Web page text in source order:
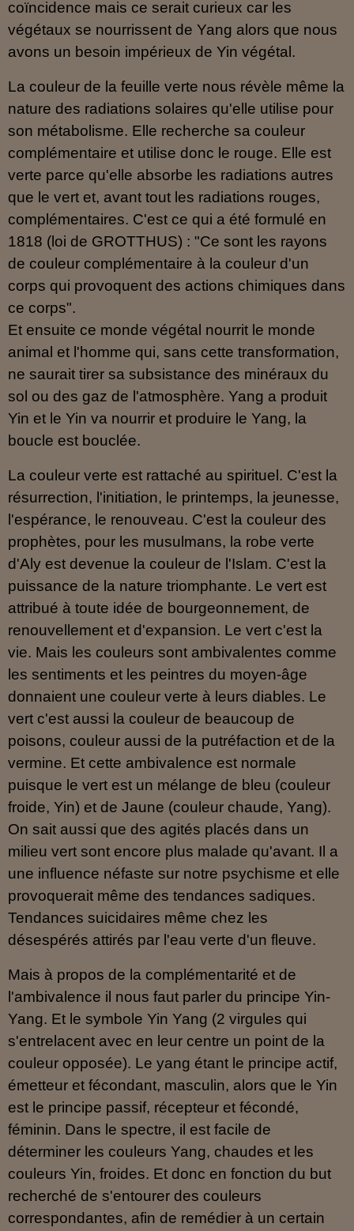
coïncidence mais ce serait curieux car les
végétaux se nourrissent de Yang alors que nous
avons un besoin impérieux de Yin végétal.
La couleur de la feuille verte nous révèle même la
nature des radiations solaires qu'elle utilise pour
son métabolisme. Elle recherche sa couleur
complémentaire et utilise donc le rouge. Elle est
verte parce qu'elle absorbe les radiations autres
que le vert et, avant tout les radiations rouges,
complémentaires. C'est ce qui a été formulé en
1818 (loi de GROTTHUS) : "Ce sont les rayons
de couleur complémentaire à la couleur d'un
corps qui provoquent des actions chimiques dans
ce corps".
Et ensuite ce monde végétal nourrit le monde
animal et l'homme qui, sans cette transformation,
ne saurait tirer sa subsistance des minéraux du
sol ou des gaz de l'atmosphère. Yang a produit
Yin et le Yin va nourrir et produire le Yang, la
boucle est bouclée.
La couleur verte est rattaché au spirituel. C'est la
résurrection, l'initiation, le printemps, la jeunesse,
l'espérance, le renouveau. C'est la couleur des
prophètes, pour les musulmans, la robe verte
d'Aly est devenue la couleur de l'Islam. C'est la
puissance de la nature triomphante. Le vert est
attribué à toute idée de bourgeonnement, de
renouvellement et d'expansion. Le vert c'est la
vie. Mais les couleurs sont ambivalentes comme
les sentiments et les peintres du moyen-âge
donnaient une couleur verte à leurs diables. Le
vert c'est aussi la couleur de beaucoup de
poisons, couleur aussi de la putréfaction et de la
vermine. Et cette ambivalence est normale
puisque le vert est un mélange de bleu (couleur
froide, Yin) et de Jaune (couleur chaude, Yang).
On sait aussi que des agités placés dans un
milieu vert sont encore plus malade qu'avant. Il a
une influence néfaste sur notre psychisme et elle
provoquerait même des tendances sadiques.
Tendances suicidaires même chez les
désespérés attirés par l'eau verte d'un fleuve.
Mais à propos de la complémentarité et de
l'ambivalence il nous faut parler du principe Yin-
Yang. Et le symbole Yin Yang (2 virgules qui
s'entrelacent avec en leur centre un point de la
couleur opposée). Le yang étant le principe actif,
émetteur et fécondant, masculin, alors que le Yin
est le principe passif, récepteur et fécondé,
féminin. Dans le spectre, il est facile de
déterminer les couleurs Yang, chaudes et les
couleurs Yin, froides. Et donc en fonction du but
recherché de s'entourer des couleurs
correspondantes, afin de remédier à un certain